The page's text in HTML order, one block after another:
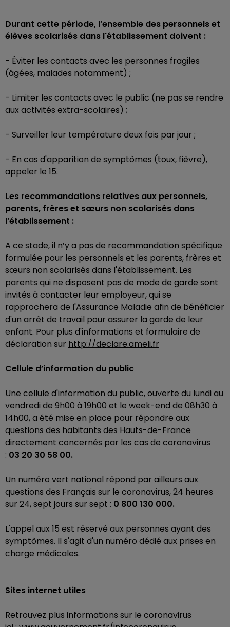
Durant cette période, l’ensemble des personnels et
élèves scolarisés dans l'établissement doivent :
- Éviter les contacts avec les personnes fragiles
(âgées, malades notamment) ;
- Limiter les contacts avec le public (ne pas se rendre
aux activités extra-scolaires) ;
- Surveiller leur température deux fois par jour ;
- En cas d'apparition de symptômes (toux, fièvre),
appeler le 15.
Les recommandations relatives aux personnels,
parents, frères et sœurs non scolarisés dans
l’établissement :
A ce stade, il n’y a pas de recommandation spécifique
formulée pour les personnels et les parents, frères et
sœurs non scolarisés dans l'établissement. Les
parents qui ne disposent pas de mode de garde sont
invités à contacter leur employeur, qui se
rapprochera de l'Assurance Maladie afin de bénéficier
d'un arrêt de travail pour assurer la garde de leur
enfant. Pour plus d'informations et formulaire de
déclaration sur http://declare.ameli.fr
Cellule d’information du public
Une cellule d'information du public, ouverte du lundi au
vendredi de 9h00 à 19h00 et le week-end de 08h30 à
14h00, a été mise en place pour répondre aux
questions des habitants des Hauts-de-France
directement concernés par les cas de coronavirus
: 03 20 30 58 00.
Un numéro vert national répond par ailleurs aux
questions des Français sur le coronavirus, 24 heures
sur 24, sept jours sur sept : 0 800 130 000.
L'appel aux 15 est réservé aux personnes ayant des
symptômes. Il s'agit d'un numéro dédié aux prises en
charge médicales.
Sites internet utiles
Retrouvez plus informations sur le coronavirus